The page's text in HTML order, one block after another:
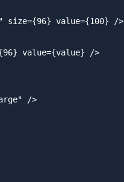
size={96} value={100} />
value={value} />
/>